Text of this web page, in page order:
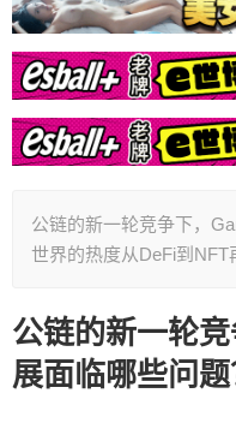
公链的新一轮竞争下，
世界的热度从DeFi到
公链的新一轮
展面临哪些问题